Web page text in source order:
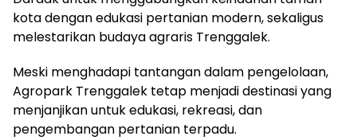
kota dengan edukasi pertanian modern, sekaligus
melestarikan budaya agraris Trenggalek.
Meski menghadapi tantangan dalam pengelolaan,
Agropark Trenggalek tetap menjadi destinasi yang
menjanjikan untuk edukasi, rekreasi, dan
pengembangan pertanian terpadu.